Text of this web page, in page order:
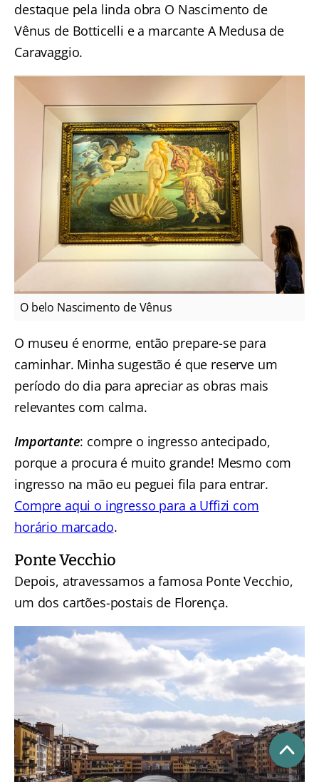
destaque pela linda obra O Nascimento de
Vênus de Botticelli e a marcante A Medusa de
Caravaggio.
O belo Nascimento de Vênus
O museu é enorme, então prepare-se para
caminhar. Minha sugestão é que reserve um
período do dia para apreciar as obras mais
relevantes com calma.
Importante: compre o ingresso antecipado,
porque a procura é muito grande! Mesmo com
ingresso na mão eu peguei fila para entrar.
Compre aqui o ingresso para a Uffizi com
horário marcado.
Ponte Vecchio
Depois, atravessamos a famosa Ponte Vecchio,
um dos cartões-postais de Florença.